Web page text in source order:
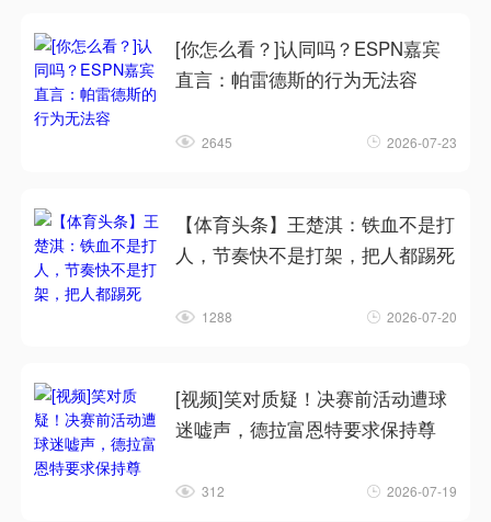
[你怎么看？]认同吗？ESPN嘉宾
直言：帕雷德斯的行为无法容
2645 2026-07-23
【体育头条】王楚淇：铁血不是打
人，节奏快不是打架，把人都踢死
1288 2026-07-20
[视频]笑对质疑！决赛前活动遭球
迷嘘声，德拉富恩特要求保持尊
312 2026-07-19